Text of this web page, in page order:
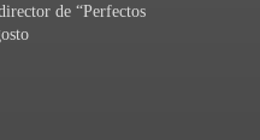
de “Perfectos